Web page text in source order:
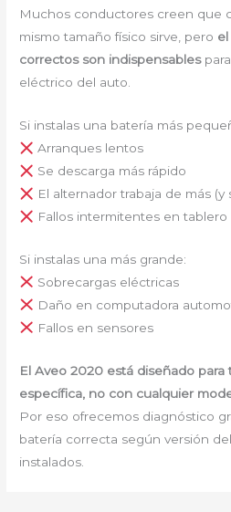
Muchos conductores creen que
mismo tamaño físico sirve, pero el
correctos son indispensables
eléctrico del auto.
Si instalas una batería más
Arranques lentos
Se descarga más rápido
El alternador trabaja de más (y
Fallos intermitentes en tablero
Si instalas una más grande:
Sobrecargas eléctricas
Daño en computadora
Fallos en sensores
El Aveo 2020 está diseñado para
específica, no con cualquier
Por eso ofrecemos diagnóstico
batería correcta según versión
instalados.